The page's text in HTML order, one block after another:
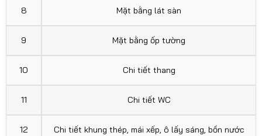
8 Mặt bằng lát sàn
9 Mặt bằng ốp tường
1O Chi tiết thang
11 Chi tiết WC
12
Chi tiết khung thép, mái xếp, ô lấy sáng, bồn nước